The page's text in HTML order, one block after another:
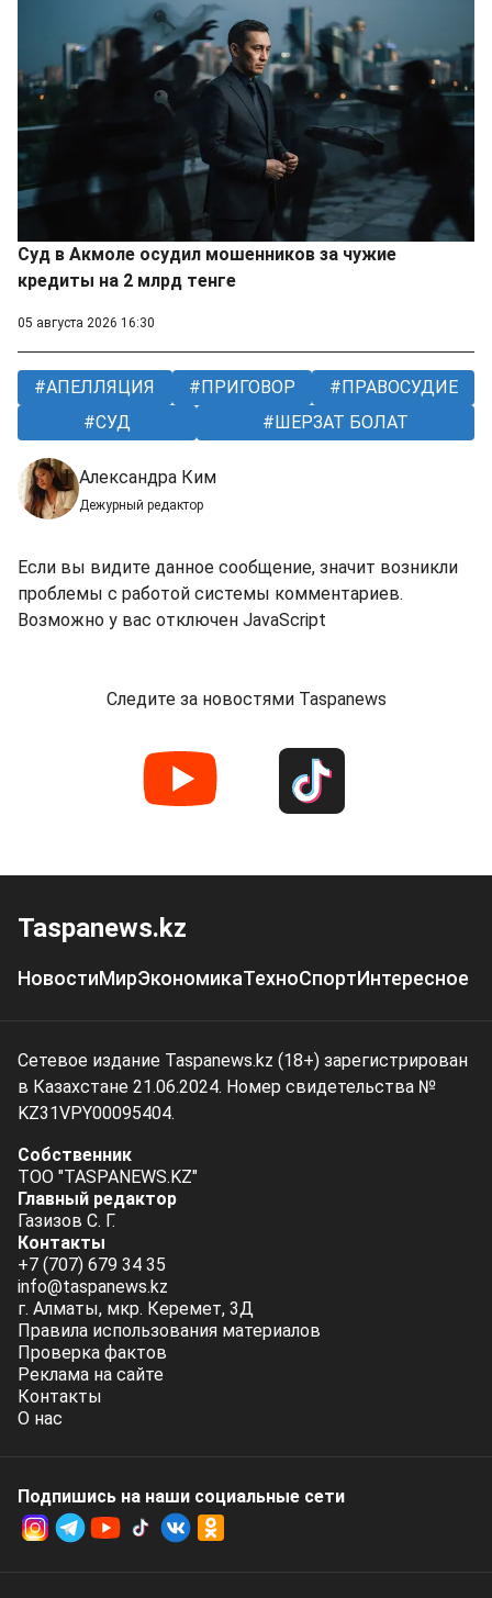
Суд в Акмоле осудил мошенников за чужие
кредиты на 2 млрд тенге
05 августа 2026 16:30
АПЕЛЛЯЦИЯ ПРИГОВОР
ПРАВОСУДИЕ
СУД
ШЕРЗАТ БОЛАТ
Александра Ким
Дежурный редактор
Если вы видите данное сообщение, значит возникли
проблемы с работой системы комментариев.
Возможно у вас отключен JavaScript
Следите за новостями Taspanews
Taspanews.kz
НовостиМирЭкономикаТехноСпортИнтересное
Сетевое издание Taspanews.kz (18+) зарегистрирован
в Казахстане 21.06.2024. Номер свидетельства №
KZ31VPY00095404.
Собственник
ТОО "TASPANEWS.KZ"
Главный редактор
Газизов С. Г.
Контакты
+7 (707) 679 34 35
info@taspanews.kz
г. Алматы, мкр. Керемет, 3Д
Правила использования материалов
Проверка фактов
Реклама на сайте
Контакты
О нас
Подпишись на наши социальные cети